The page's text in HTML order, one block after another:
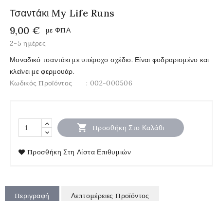
Τσαντάκι My Life Runs
9,00 €
με ΦΠΑ
2-5 ημέρες
Μοναδικό τσαντάκι με υπέροχο σχέδιο. Είναι φοδραρισμένο και
κλείνει με φερμουάρ.
Κωδικός Προϊόντος
: 002-000506
 Προσθήκη Στο Καλάθι
Προσθήκη Στη Λίστα Επιθυμιών
Περιγραφή Λεπτομέρειες Προϊόντος